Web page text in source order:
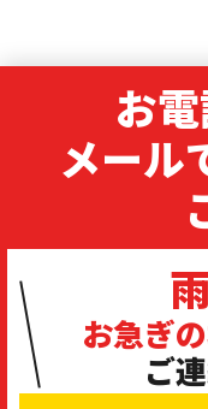
お
メール
お急ぎ
ご